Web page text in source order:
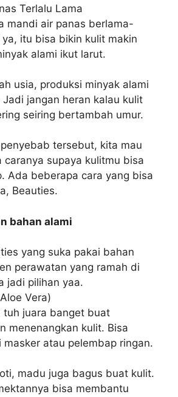
Terlalu Lama
mandi air panas berlama-
itu bisa bikin kulit makin
alami ikut larut.
usia, produksi minyak alami
jangan heran kalau kulit
seiring bertambah umur.
tersebut, kita mau
caranya supaya kulitmu bisa
Ada beberapa cara yang bisa
Beauties.
bahan alami
yang suka pakai bahan
perawatan yang ramah di
jadi pilihan yaa.
Vera)
tuh juara banget buat
menenangkan kulit. Bisa
masker atau pelembap ringan.
madu juga bagus buat kulit.
bisa membantu